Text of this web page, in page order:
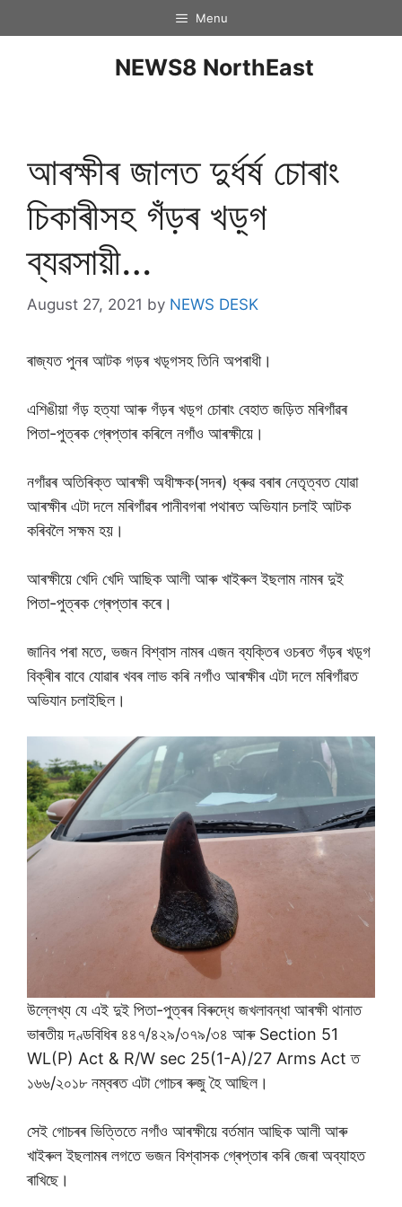
Menu
NEWS8 NorthEast
আৰক্ষীৰ জালত দুৰ্ধৰ্ষ চোৰাং
চিকাৰীসহ গঁড়ৰ খড়্গ
ব্যৱসায়ী…
August 27, 2021 by NEWS DESK
ৰাজ্যত পুনৰ আটক গড়ৰ খড়্গসহ তিনি অপৰাধী।
এশিঙীয়া গঁড় হত্যা আৰু গঁড়ৰ খড়্গ চোৰাং বেহাত জড়িত মৰিগাঁৱৰ
পিতা-পুত্ৰক গ্ৰেপ্তাৰ কৰিলে নগাঁও আৰক্ষীয়ে।
নগাঁৱৰ অতিৰিক্ত আৰক্ষী অধীক্ষক(সদৰ) ধ্ৰুৱ বৰাৰ নেতৃত্বত যোৱা
আৰক্ষীৰ এটা দলে মৰিগাঁৱৰ পানীবগৰা পথাৰত অভিযান চলাই আটক
কৰিবলৈ সক্ষম হয়।
আৰক্ষীয়ে খেদি খেদি আছিক আলী আৰু খাইৰুল ইছলাম নামৰ দুই
পিতা-পুত্ৰক গ্ৰেপ্তাৰ কৰে।
জানিব পৰা মতে, ভজন বিশ্বাস নামৰ এজন ব্যক্তিৰ ওচৰত গঁড়ৰ খড়্গ
বিক্ৰীৰ বাবে যোৱাৰ খবৰ লাভ কৰি নগাঁও আৰক্ষীৰ এটা দলে মৰিগাঁৱত
অভিযান চলাইছিল।
উল্লেখ্য যে এই দুই পিতা-পুত্ৰৰ বিৰুদ্ধে জখলাবন্ধা আৰক্ষী থানাত
ভাৰতীয় দণ্ডবিধিৰ ৪৪৭/৪২৯/৩৭৯/৩৪ আৰু Section 51
WL(P) Act & R/W sec 25(1-A)/27 Arms Act ত
১৬৬/২০১৮ নম্বৰত এটা গোচৰ ৰুজু হৈ আছিল।
সেই গোচৰৰ ভিত্তিতে নগাঁও আৰক্ষীয়ে বৰ্তমান আছিক আলী আৰু
খাইৰুল ইছলামৰ লগতে ভজন বিশ্বাসক গ্ৰেপ্তাৰ কৰি জেৰা অব্যাহত
ৰাখিছে।